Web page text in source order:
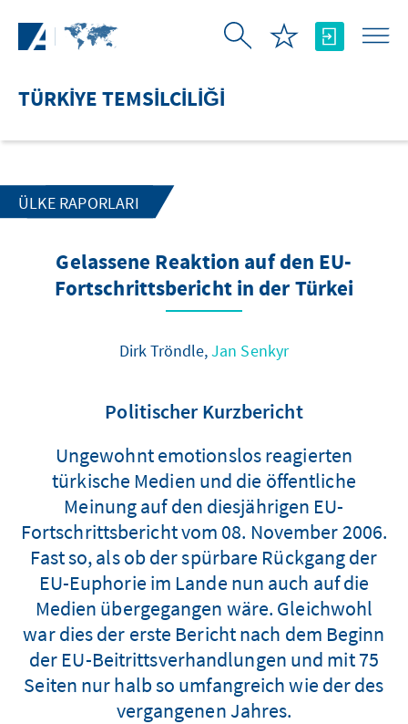
TÜRKIYE TEMSILCILIĞI
ÜLKE RAPORLARI
Gelassene Reaktion auf den EU-
Fortschrittsbericht in der Türkei
Dirk Tröndle,Jan Senkyr
Politischer Kurzbericht
Ungewohnt emotionslos reagierten
türkische Medien und die öffentliche
Meinung auf den diesjährigen EU-
Fortschrittsbericht vom 08. November 2006.
Fast so, als ob der spürbare Rückgang der
EU-Euphorie im Lande nun auch auf die
Medien übergegangen wäre. Gleichwohl
war dies der erste Bericht nach dem Beginn
der EU-Beitrittsverhandlungen und mit 75
Seiten nur halb so umfangreich wie der des
vergangenen Jahres.